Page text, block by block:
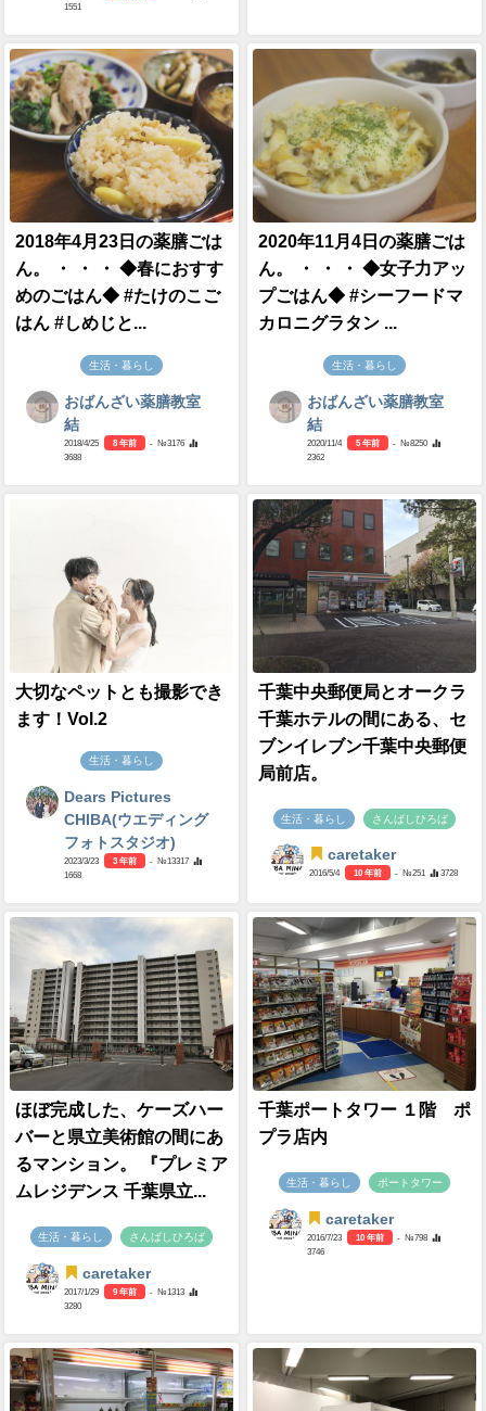
1551
2018年4月23日の薬膳ごは
ん。 ・ ・ ・ ◆春におすす
めのごはん◆ #たけのこご
はん #しめじと...
生活・暮らし
おばんざい薬膳教室
結
2018/4/25 8 年前
- №3176
3688
2020年11月4日の薬膳ごは
ん。 ・ ・ ・ ◆女子力アッ
プごはん◆ #シーフードマ
カロニグラタン ...
生活・暮らし
おばんざい薬膳教室
結
2020/11/4 5 年前
- №8250
2362
大切なペットとも撮影でき
ます！Vol.2
生活・暮らし
Dears Pictures
CHIBA(ウエディング
フォトスタジオ)
2023/3/23 3 年前
- №13317
1668
千葉中央郵便局とオークラ
千葉ホテルの間にある、セ
ブンイレブン千葉中央郵便
局前店。
生活・暮らし さんばしひろば
caretaker
2016/5/4 10 年前 - №251 3728
ほぼ完成した、ケーズハー
バーと県立美術館の間にあ
るマンション。 『プレミア
ムレジデンス 千葉県立...
生活・暮らし さんばしひろば
caretaker
2017/1/29 9 年前
- №1313
3280
千葉ポートタワー １階 ポ
プラ店内
生活・暮らし ポートタワー
caretaker
2016/7/23 10 年前
- №798
3746